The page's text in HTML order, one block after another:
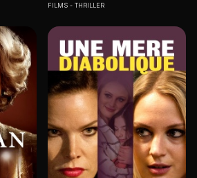
FILMS THRILLER